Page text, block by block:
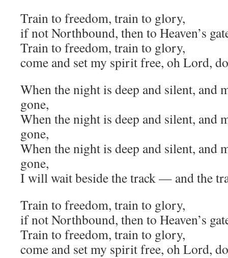
Train to freedom, train to glory,
if not Northbound, then to Heaven’s
Train to freedom, train to glory,
come and set my spirit free, oh Lord,
When the night is deep and silent, and
gone,
When the night is deep and silent, and
gone,
When the night is deep and silent, and
gone,
I will wait beside the track — and the
Train to freedom, train to glory,
if not Northbound, then to Heaven’s
Train to freedom, train to glory,
come and set my spirit free, oh Lord,